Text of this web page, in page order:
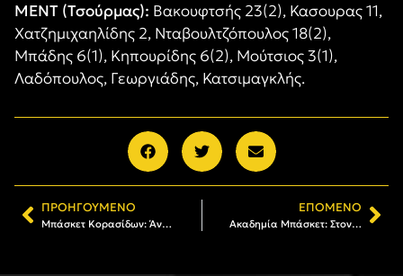
ΜΕΝΤ (Τσούρμας): Βακουφτσής 23(2), Κασουρας 11,
Χατζημιχαηλίδης 2, Νταβουλτζόπουλος 18(2),
Μπάδης 6(1), Κηπουρίδης 6(2), Μούτσιος 3(1),
Λαδόπουλος, Γεωργιάδης, Κατσιμαγκλής.
ΠΡΟΗΓΟΎΜΕΝΟ
Μπάσκετ Κορασίδων: Άνετη νίκη επί του Παναθλητικού
ΕΠΌΜΕΝΟ
Ακαδημία Μπάσκετ: Στον ΑΡΗ ο Νίκος Κεραμιτσόπουλος